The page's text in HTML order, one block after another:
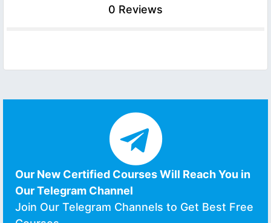
0 Reviews
Our New Certified Courses Will Reach You in
Our Telegram Channel
Join Our Telegram Channels to Get Best Free